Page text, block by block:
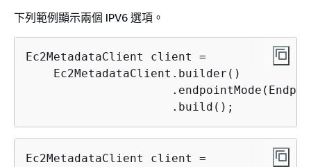
下列範例顯示兩個 IPV6 選項。
Ec2MetadataClient client =
    Ec2MetadataClient.builder()
                     .build();
Ec2MetadataClient client =